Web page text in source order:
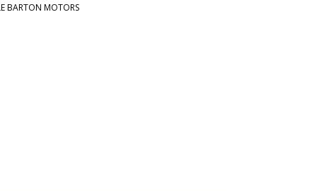
BARTON MOTORS